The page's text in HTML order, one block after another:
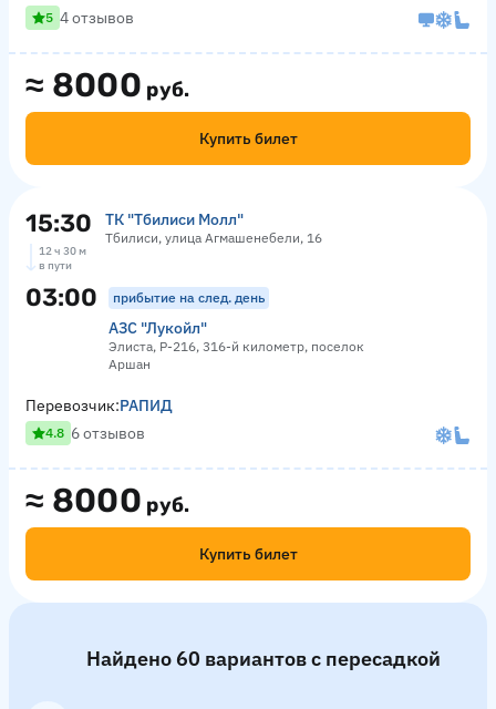
≈ 8000 руб.
Купить билет
5 4 отзывов
15:30 ТК "Тбилиси Молл"
Тбилиси, улица Агмашенебели, 16
12 ч 30 м
в пути
03:00 прибытие на след. день
АЗС "Лукойл"
Элиста, Р-216, 316-й километр, поселок
Аршан
≈ 8000 руб.
Купить билет
Перевозчик:РАПИД
4.8 6 отзывов
Найдено 60 вариантов с пересадкой